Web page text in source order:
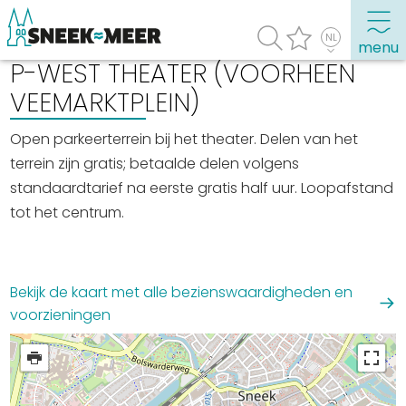
menu
Over Sneek
Uitgelicht
Praktische informatie
Toeristische informatie
Winkelen, uitgaan en doen
Eten, drinken & uitgaan
Watersport
Overnachten
P-WEST THEATER (VOORHEEN
VEEMARKTPLEIN)
Open parkeerterrein bij het theater. Delen van het
terrein zijn gratis; betaalde delen volgens
standaardtarief na eerste gratis half uur. Loopafstand
tot het centrum.
Bekijk de kaart met alle bezienswaardigheden en
voorzieningen